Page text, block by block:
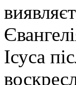
Ісуса